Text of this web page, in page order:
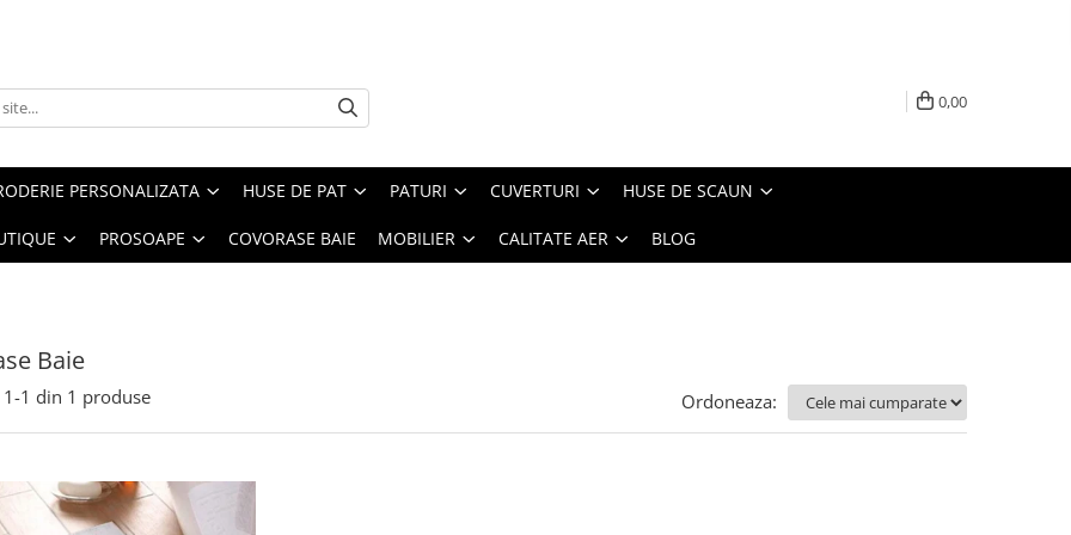
0,00
PERSONALIZATA HUSE DE PAT PATURI CUVERTURI HUSE DE SCAUN
PROSOAPE COVORASE BAIE MOBILIER CALITATE AER BLOG
Baie
1-1 din 1 produse Ordoneaza: